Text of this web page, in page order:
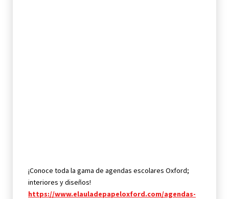
¡Conoce toda la gama de agendas escolares Oxford;
interiores y diseños!
https://www.elauladepapeloxford.com/agendas-